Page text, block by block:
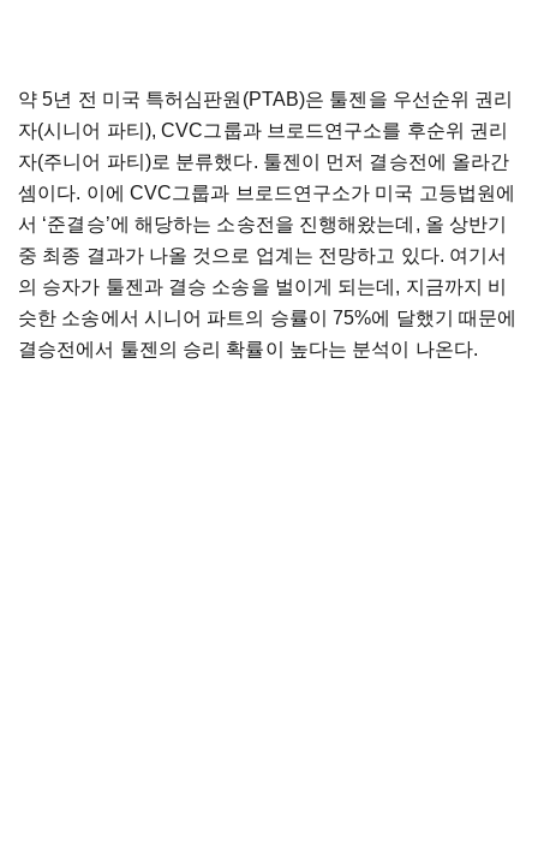
약 5년 전 미국 특허심판원(PTAB)은 툴젠을 우선순위 권리
자(시니어 파티), CVC그룹과 브로드연구소를 후순위 권리
자(주니어 파티)로 분류했다. 툴젠이 먼저 결승전에 올라간
셈이다. 이에 CVC그룹과 브로드연구소가 미국 고등법원에
서 ‘준결승’에 해당하는 소송전을 진행해왔는데, 올 상반기
중 최종 결과가 나올 것으로 업계는 전망하고 있다. 여기서
의 승자가 툴젠과 결승 소송을 벌이게 되는데, 지금까지 비
슷한 소송에서 시니어 파트의 승률이 75%에 달했기 때문에
결승전에서 툴젠의 승리 확률이 높다는 분석이 나온다.